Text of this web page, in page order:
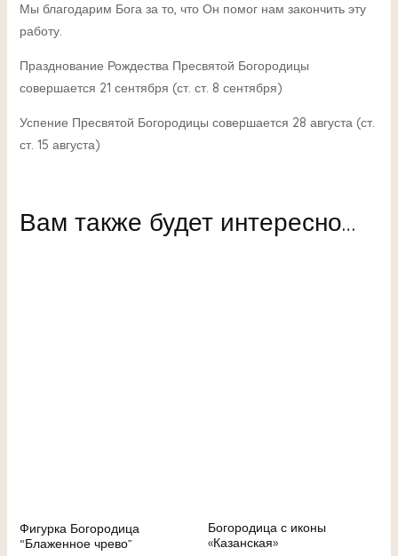
Мы благодарим Бога за то, что Он помог нам закончить эту
работу.
Празднование Рождества Пресвятой Богородицы
совершается 21 сентября (ст. ст. 8 сентября)
Успение Пресвятой Богородицы совершается 28 августа (ст.
ст. 15 августа)
Вам также будет интересно…
Фигурка Богородица
“Блаженное чрево”
Богородица с иконы
«Казанская»